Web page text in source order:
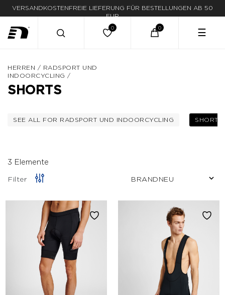
VERSANDKOSTENFREIE LIEFERUNG FÜR BESTELLUNGEN AB 50
EUR
☰
HERREN / RADSPORT UND
INDOORCYCLING /
SHORTS
SEE ALL FOR RADSPORT UND INDOORCYCLING
FILTERN NACH KATEGORIE:
SHORTS
3 Elemente
Filter